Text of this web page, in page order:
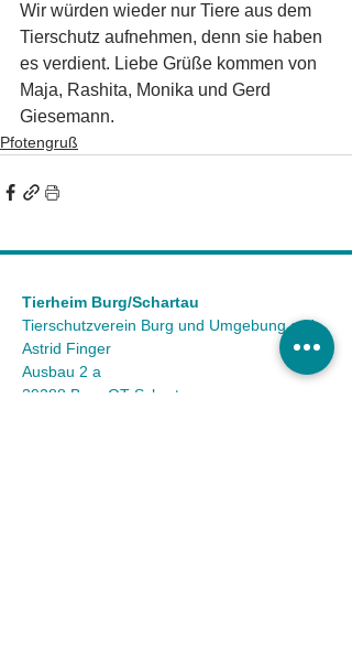
Wir würden wieder nur Tiere aus dem
Tierschutz aufnehmen, denn sie haben
es verdient. Liebe Grüße kommen von
Maja, Rashita, Monika und Gerd
Giesemann.
Pfotengruß
Tierheim Burg/Schartau
Tierschutzverein Burg und Umgebung e.V.
Astrid Finger
Ausbau 2 a
39288 Burg OT Schartau